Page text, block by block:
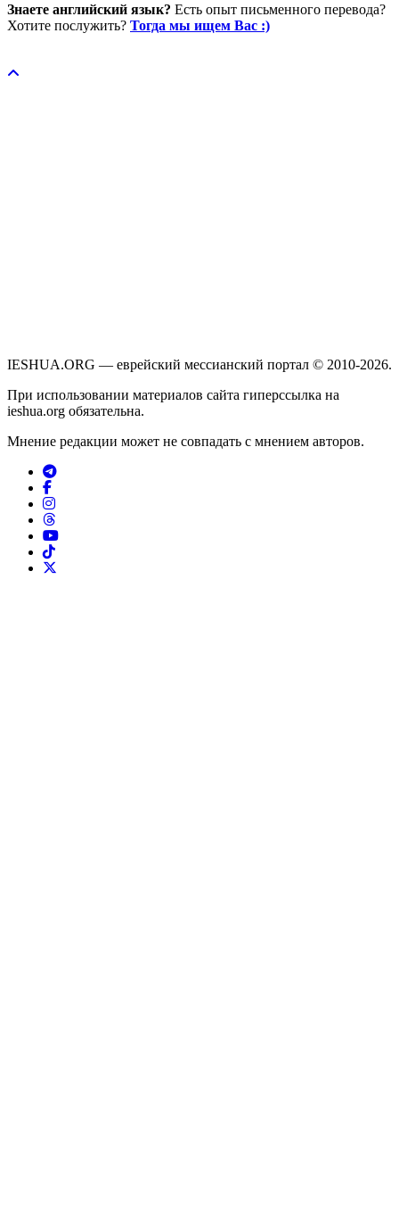
Знаете английский язык? Есть опыт письменного перевода?
Хотите послужить? Тогда мы ищем Вас :)
IESHUA.ORG — еврейский мессианский портал © 2010-2026.
При использовании материалов сайта гиперссылка на
ieshua.org обязательна.
Мнение редакции может не совпадать с мнением авторов.